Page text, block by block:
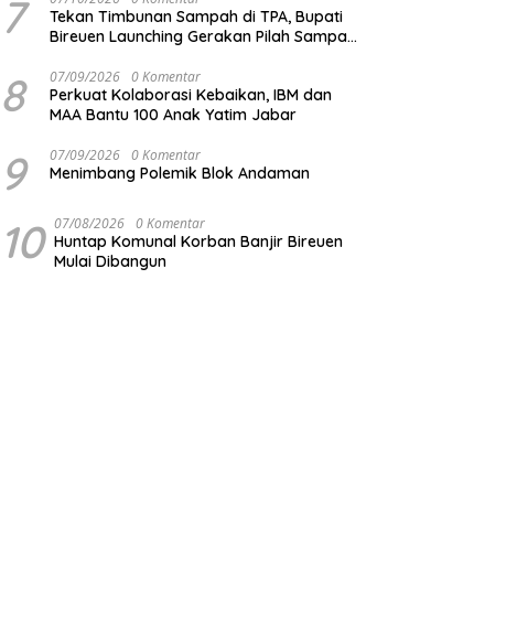
7
Tekan Timbunan Sampah di TPA, Bupati
Bireuen Launching Gerakan Pilah Sampah
8 07/09/2026 0 Komentar
Perkuat Kolaborasi Kebaikan, IBM dan
MAA Bantu 100 Anak Yatim Jabar
9 07/09/2026 0 Komentar
Menimbang Polemik Blok Andaman
10 07/08/2026 0 Komentar
Huntap Komunal Korban Banjir Bireuen
Mulai Dibangun